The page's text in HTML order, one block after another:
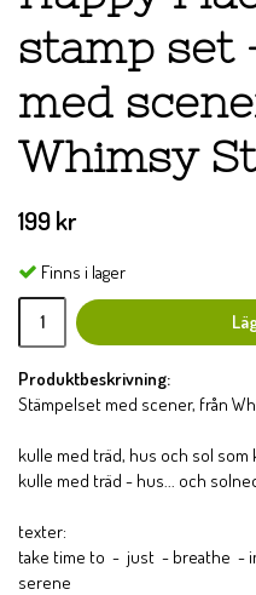
stamp set
med
Whimsy
199 kr
Finns i lager
Produktbeskrivning:
Stämpelset med scener, från
kulle med träd, hus och sol som
kulle med träd - hus... och
texter:
take time to - just - breathe -
serene